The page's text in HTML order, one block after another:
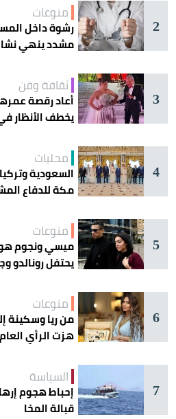
2
منوعات
رشوة داخل
مشدد ينهي
3
ثقافة وفن
يخطف الأنظار
4
محليات
السعودية
مكة للدفاع
5
منوعات
ميسي ونجوم
يحتفل رونالدو
6
منوعات
من ريا وسكينة
هزت الرأي
7
السياسة
إحباط هجوم
قبالة المخا